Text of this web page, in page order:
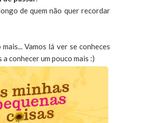
de quem não quer recordar
Vamos lá ver se conheces
a conhecer um pouco mais :)